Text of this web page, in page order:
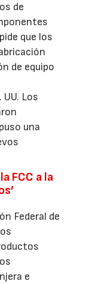
de
que los
de equipo
Los
una
FCC a la
Federal de
e